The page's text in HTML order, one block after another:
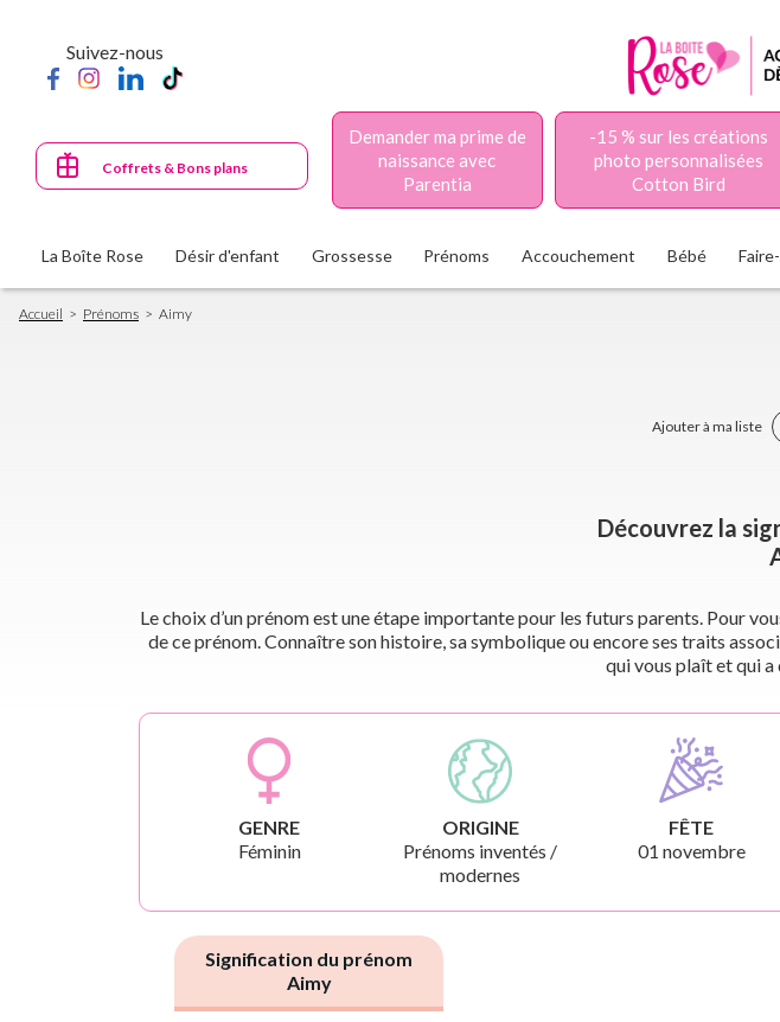
principal
Suivez-nous
Coffrets & Bons plans
Demander ma prime de
naissance avec
Parentia
-15 % sur les créations
photo personnalisées
Cotton Bird
La Boîte Rose Désir d'enfant Grossesse Prénoms Accouchement Bébé
Fil
d'Ariane
Accueil Prénoms Aimy
Ajouter à ma liste
Découvrez la
Le choix d’un prénom est une étape importante pour les futurs parents. Pour
de ce prénom. Connaître son histoire, sa symbolique ou encore ses traits
qui vous plaît et qui a
GENRE
Féminin
ORIGINE
Prénoms inventés /
modernes
FÊTE
01 novembre
Signification du prénom
Aimy